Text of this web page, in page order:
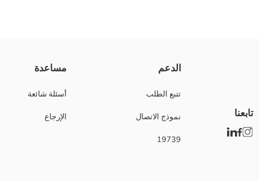
بلد المنشأ:
نوع الجسد:
الدعم
تتبع الطلب
نموذج الاتصال
19739
مساعدة
أسئلة شائعة
الإرجاع تابعنا